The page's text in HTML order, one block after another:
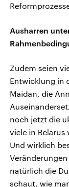
Ausharren
Zudem seien
Entwicklung in
Maidan, die
noch jetzt die
viele in
Und wirklich
natürlich die
schaut, wie